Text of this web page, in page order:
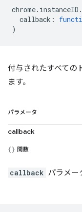
chrome. instanceID .
callback :
)
付与されたすべての
ます。
パラメータ
callback
関数
callback パラメー